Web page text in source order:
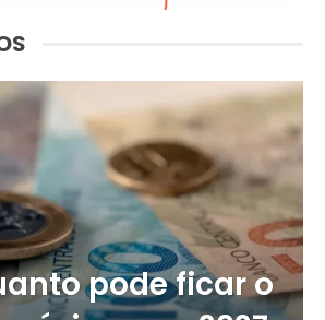
pode ficar o